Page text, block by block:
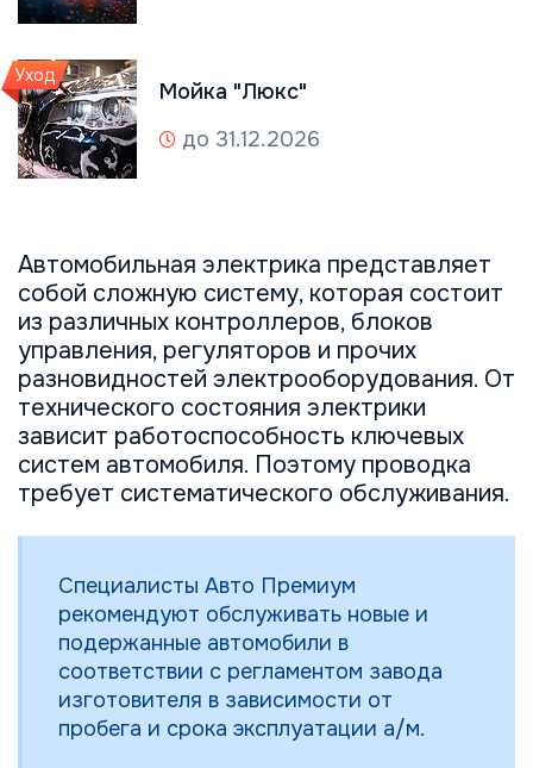
Автомобильная электрика представляет
собой сложную систему, которая состоит
из различных контроллеров, блоков
управления, регуляторов и прочих
разновидностей электрооборудования. От
технического состояния электрики
зависит работоспособность ключевых
систем автомобиля. Поэтому проводка
требует систематического обслуживания.
Специалисты Авто Премиум
рекомендуют обслуживать новые и
подержанные автомобили в
соответствии с регламентом завода
изготовителя в зависимости от
пробега и срока эксплуатации а/м.
Уход
Мойка "Люкс"
до 31.12.2026